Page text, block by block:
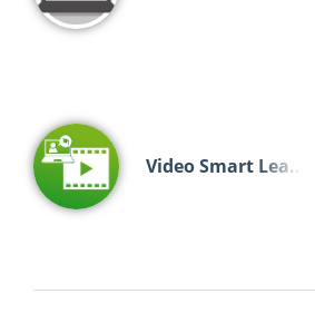
Video Smart Lea…